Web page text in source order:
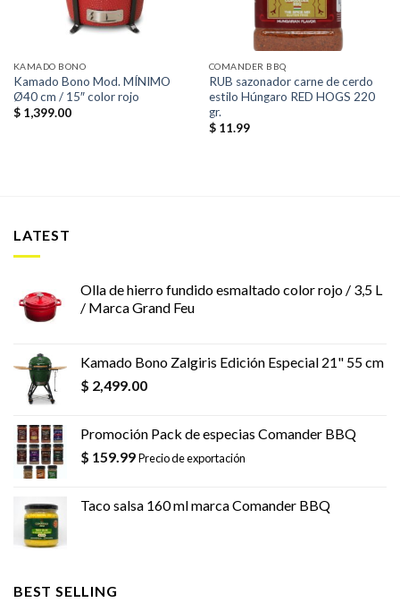
KAMADO BONO
Kamado Bono Mod. MÍNIMO
Ø40 cm / 15″ color rojo
$1,399.00
COMANDER BBQ
RUB sazonador carne de cerdo
estilo Húngaro RED HOGS 220
gr.
$11.99
LATEST
Olla de hierro fundido esmaltado color rojo / 3,5 L
/ Marca Grand Feu
Kamado Bono Zalgiris Edición Especial 21" 55 cm
$ 2,499.00
Promoción Pack de especias Comander BBQ
$ 159.99Precio de exportación
Taco salsa 160 ml marca Comander BBQ
BEST SELLING